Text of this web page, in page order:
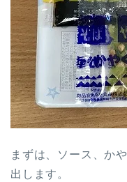
まずは、ソース、か
出します。